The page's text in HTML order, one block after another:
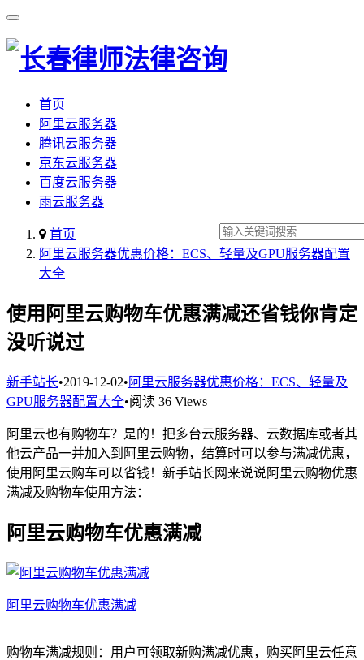
首页
阿里云服务器
腾讯云服务器
京东云服务器
百度云服务器
雨云服务器
首页
阿里云服务器优惠价格：ECS、轻量及GPU服务器配置
大全
使用阿里云购物车优惠满减还省钱你肯定
没听说过
新手站长•2019-12-02• 阿里云服务器优惠价格：ECS、轻量及
GPU服务器配置大全•阅读 36 Views
阿里云也有购物车？是的！把多台云服务器、云数据库或者其
他云产品一并加入到阿里云购物，结算时可以参与满减优惠，
使用阿里云购车可以省钱！新手站长网来说说阿里云购物优惠
满减及购物车使用方法：
阿里云购物车优惠满减
阿里云购物车优惠满减
购物车满减规则：用户可领取新购满减优惠，购买阿里云任意